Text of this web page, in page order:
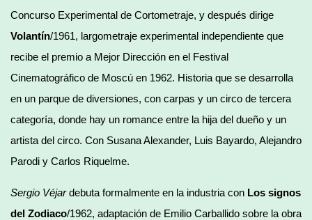
Concurso Experimental de Cortometraje, y después dirige
Volantín/1961, largometraje experimental independiente que
recibe el premio a Mejor Dirección en el Festival
Cinematográfico de Moscú en 1962. Historia que se desarrolla
en un parque de diversiones, con carpas y un circo de tercera
categoría, donde hay un romance entre la hija del dueño y un
artista del circo. Con Susana Alexander, Luis Bayardo, Alejandro
Parodi y Carlos Riquelme.
Sergio Véjardebuta formalmente en la industria con Los signos
del Zodiaco/1962, adaptación de Emilio Carballido sobre la obra